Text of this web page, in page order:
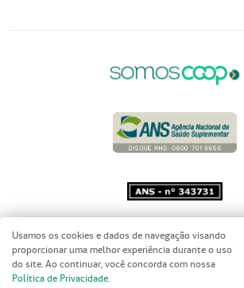
Copyright 2001 - 2026 Unimed do
Brasil - Todos os direitos reservados
Usamos os cookies e dados de navegação visando
proporcionar uma melhor experiência durante o uso
do site. Ao continuar, você concorda com nossa
Política de Privacidade.